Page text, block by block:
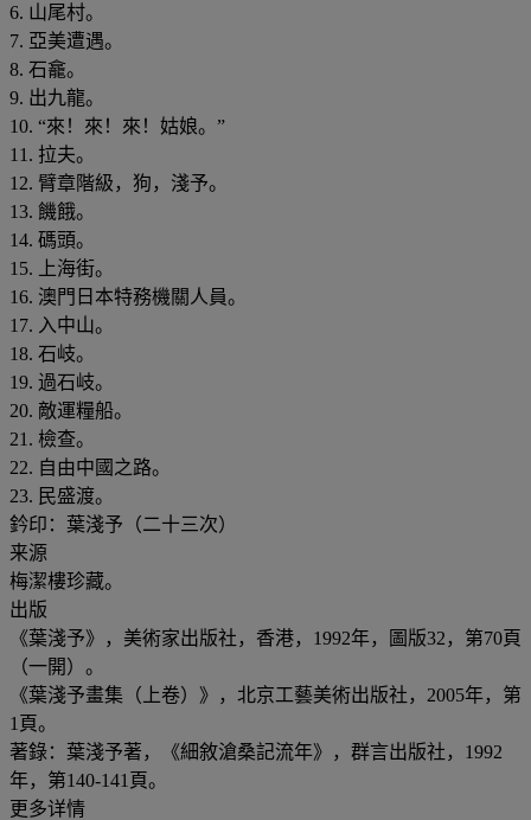
6. 山尾村。
7. 亞美遭遇。
8. 石龕。
9. 出九龍。
10. “來！來！來！姑娘。”
11. 拉夫。
12. 臂章階級，狗，淺予。
13. 饑餓。
14. 碼頭。
15. 上海街。
16. 澳門日本特務機關人員。
17. 入中山。
18. 石岐。
19. 過石岐。
20. 敵運糧船。
21. 檢查。
22. 自由中國之路。
23. 民盛渡。
鈐印：葉淺予（二十三次）
来源
梅潔樓珍藏。
出版
《葉淺予》，美術家出版社，香港，1992年，圖版32，第70頁
（一開）。
《葉淺予畫集（上卷）》，北京工藝美術出版社，2005年，第
1頁。
著錄：葉淺予著，《細敘滄桑記流年》，群言出版社，1992
年，第140-141頁。
更多详情